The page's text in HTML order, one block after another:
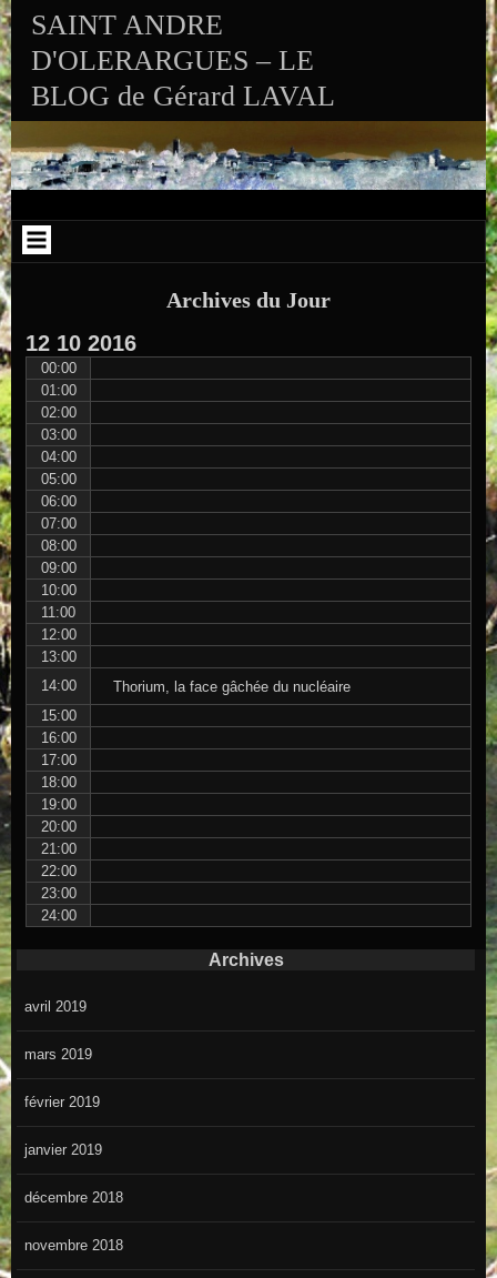
Skip to VISITS_COUNTER_WIDGET
SAINT ANDRE
D'OLERARGUES – LE
BLOG de Gérard LAVAL
Archives du Jour
12 10 2016
00:00
01:00
02:00
03:00
04:00
05:00
06:00
07:00
08:00
09:00
10:00
11:00
12:00
13:00
14:00
Thorium, la face gâchée du nucléaire
15:00
16:00
17:00
18:00
19:00
20:00
21:00
22:00
23:00
24:00
Archives
avril 2019
mars 2019
février 2019
janvier 2019
décembre 2018
novembre 2018